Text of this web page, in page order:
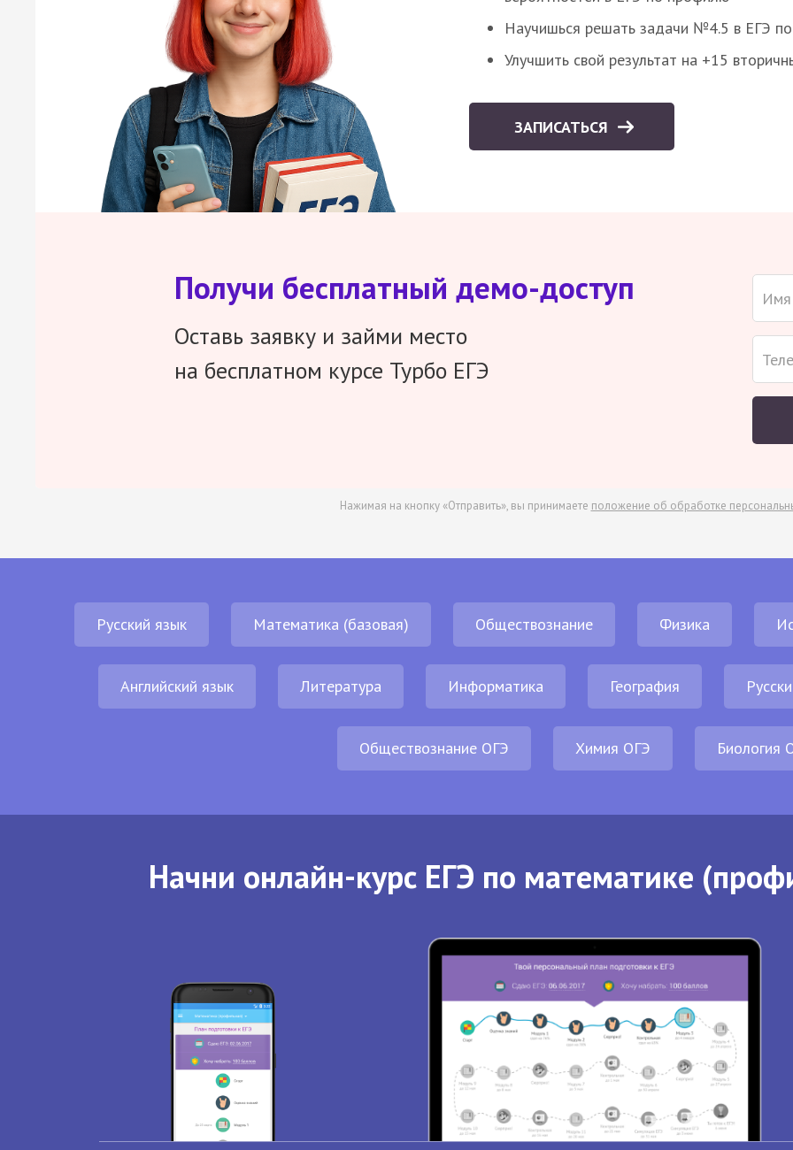
Научишься решать задачи №4.5 в ЕГЭ
Улучшить свой результат на +15
ЗАПИСАТЬСЯ
Получи бесплатный демо-доступ
Оставь заявку и займи место
на бесплатном курсе Турбо ЕГЭ
Нажимая на кнопку «Отправить», вы принимаете положение об обработке
Русский язык Математика (базовая) Обществознание Физика
Английский язык Литература Информатика География
Обществознание ОГЭ Химия ОГЭ Биология
Начни онлайн-курс ЕГЭ по математике